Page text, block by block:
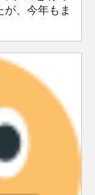
、今年もま